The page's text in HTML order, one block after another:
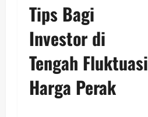
Tips Bagi
Investor di
Tengah Fluktuasi
Harga Perak